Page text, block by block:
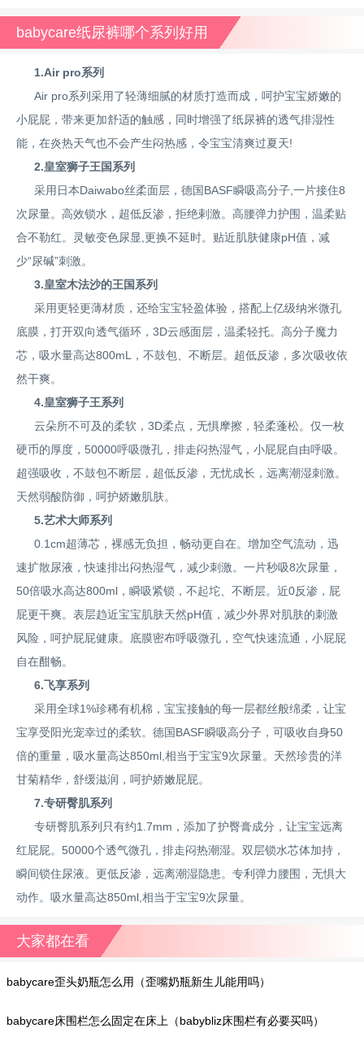
babycare纸尿裤哪个系列好用
1.Air pro系列
Air pro系列采用了轻薄细腻的材质打造而成，呵护宝宝娇嫩的
小屁屁，带来更加舒适的触感，同时增强了纸尿裤的透气排湿性
能，在炎热天气也不会产生闷热感，令宝宝清爽过夏天!
2.皇室狮子王国系列
采用日本Daiwabo丝柔面层，德国BASF瞬吸高分子,一片接住8
次尿量。高效锁水，超低反渗，拒绝剌激。高腰弹力护围，温柔贴
合不勒红。灵敏变色尿显,更换不延时。贴近肌肤健康pH值，减
少“尿碱”刺激。
3.皇室木法沙的王国系列
采用更轻更薄材质，还给宝宝轻盈体验，搭配上亿级纳米微孔
底膜，打开双向透气循环，3D云感面层，温柔轻托。高分子魔力
芯，吸水量高达800mL，不鼓包、不断层。超低反渗，多次吸收依
然干爽。
4.皇室狮子王系列
云朵所不可及的柔软，3D柔点，无惧摩擦，轻柔蓬松。仅一枚
硬币的厚度，50000呼吸微孔，排走闷热湿气，小屁屁自由呼吸。
超强吸收，不鼓包不断层，超低反渗，无忧成长，远离潮湿刺激。
天然弱酸防御，呵护娇嫩肌肤。
5.艺术大师系列
0.1cm超薄芯，裸感无负担，畅动更自在。增加空气流动，迅
速扩散尿液，快速排出闷热湿气，减少刺激。一片秒吸8次尿量，
50倍吸水高达800ml，瞬吸紧锁，不起坨、不断层。近0反渗，屁
屁更干爽。表层趋近宝宝肌肤天然pH值，减少外界对肌肤的刺激
风险，呵护屁屁健康。底膜密布呼吸微孔，空气快速流通，小屁屁
自在酣畅。
6.飞享系列
采用全球1%珍稀有机棉，宝宝接触的每一层都丝般绵柔，让宝
宝享受阳光宠幸过的柔软。德国BASF瞬吸高分子，可吸收自身50
倍的重量，吸水量高达850ml,相当于宝宝9次尿量。天然珍贵的洋
甘菊精华，舒缓滋润，呵护娇嫩屁屁。
7.专研臀肌系列
专研臀肌系列只有约1.7mm，添加了护臀膏成分，让宝宝远离
红屁屁。50000个透气微孔，排走闷热潮湿。双层锁水芯体加持，
瞬间锁住尿液。更低反渗，远离潮湿隐患。专利弹力腰围，无惧大
动作。吸水量高达850ml,相当于宝宝9次尿量。
大家都在看
babycare歪头奶瓶怎么用（歪嘴奶瓶新生儿能用吗）
babycare床围栏怎么固定在床上（babybliz床围栏有必要买吗）